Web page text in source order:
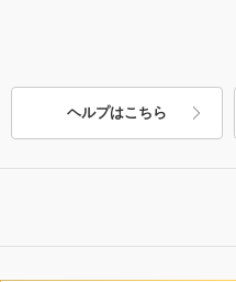
ヘルプはこちら